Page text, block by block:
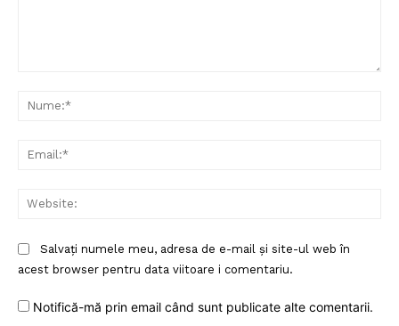
Salvați numele meu, adresa de e-mail și site-ul web în
acest browser pentru data viitoare i comentariu.
Notifică-mă prin email când sunt publicate alte comentarii.